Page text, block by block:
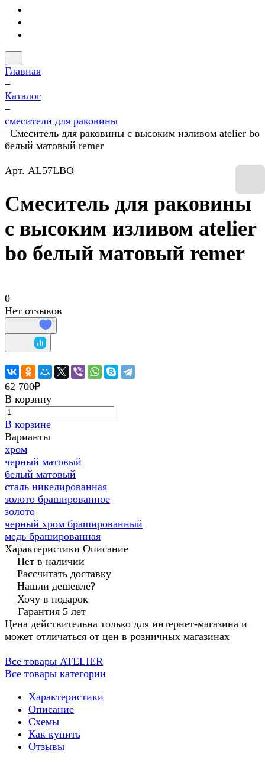
Главная
–
Каталог
–
смесители для раковины
–Смеситель для раковины с высоким изливом atelier bo
белый матовый remer
Арт. AL57LBO
Смеситель для раковины
с высоким изливом atelier
bo белый матовый remer
0
Нет отзывов
62 700₽
В корзину
В корзине
Варианты
хром
черный матовый
белый матовый
сталь никелированная
золото брашированное
золото
черный хром брашированный
медь брашированная
Характеристики Описание
Нет в наличии
Рассчитать доставку
Нашли дешевле?
Хочу в подарок
Гарантия 5 лет
Цена действительна только для интернет-магазина и
может отличаться от цен в розничных магазинах
Все товары ATELIER
Все товары категории
Характеристики
Описание
Схемы
Как купить
Отзывы